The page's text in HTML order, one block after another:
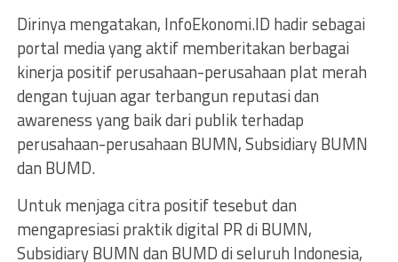
Dirinya mengatakan, InfoEkonomi.ID hadir sebagai
portal media yang aktif memberitakan berbagai
kinerja positif perusahaan-perusahaan plat merah
dengan tujuan agar terbangun reputasi dan
awareness yang baik dari publik terhadap
perusahaan-perusahaan BUMN, Subsidiary BUMN
dan BUMD.
Untuk menjaga citra positif tesebut dan
mengapresiasi praktik digital PR di BUMN,
Subsidiary BUMN dan BUMD di seluruh Indonesia,